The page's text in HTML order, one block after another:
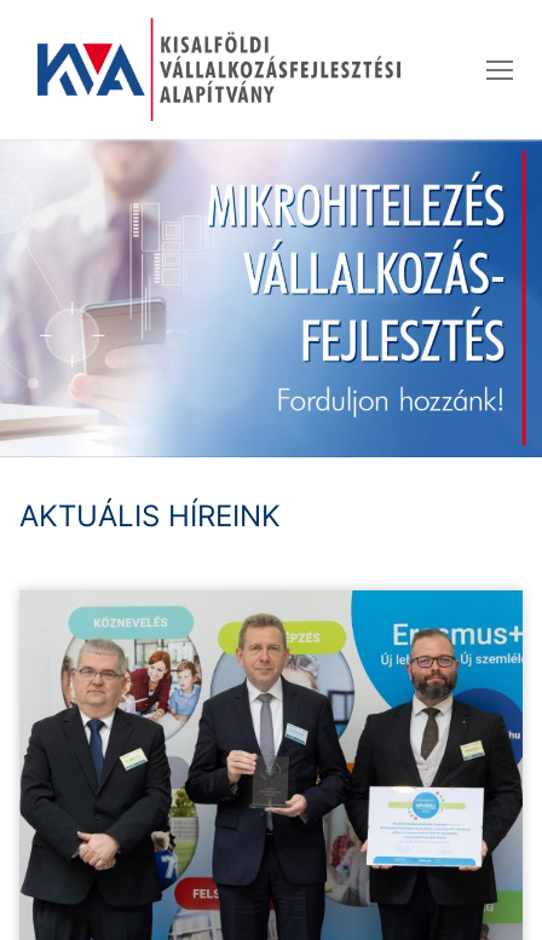
tartalomra
AKTUÁLIS HÍREINK